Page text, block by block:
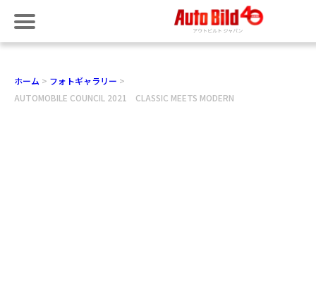
ホーム
フォトギャラリー
AUTOMOBILE COUNCIL 2021 CLASSIC MEETS MODERN